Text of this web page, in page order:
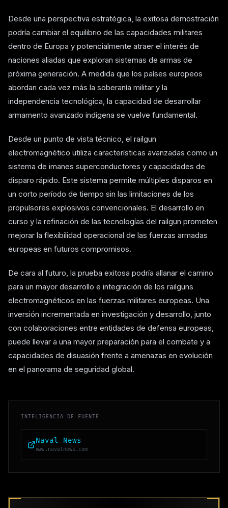
Desde una perspectiva estratégica, la exitosa demostración
podría cambiar el equilibrio de las capacidades militares
dentro de Europa y potencialmente atraer el interés de
naciones aliadas que exploran sistemas de armas de
próxima generación. A medida que los países europeos
abordan cada vez más la soberanía militar y la
independencia tecnológica, la capacidad de desarrollar
armamento avanzado indígena se vuelve fundamental.
Desde un punto de vista técnico, el railgun
electromagnético utiliza características avanzadas como un
sistema de imanes superconductores y capacidades de
disparo rápido. Este sistema permite múltiples disparos en
un corto período de tiempo sin las limitaciones de los
propulsores explosivos convencionales. El desarrollo en
curso y la refinación de las tecnologías del railgun prometen
mejorar la flexibilidad operacional de las fuerzas armadas
europeas en futuros compromisos.
De cara al futuro, la prueba exitosa podría allanar el camino
para un mayor desarrollo e integración de los railguns
electromagnéticos en las fuerzas militares europeas. Una
inversión incrementada en investigación y desarrollo, junto
con colaboraciones entre entidades de defensa europeas,
puede llevar a una mayor preparación para el combate y a
capacidades de disuasión frente a amenazas en evolución
en el panorama de seguridad global.
INTELIGENCIA DE FUENTE
Naval News
www.navalnews.com